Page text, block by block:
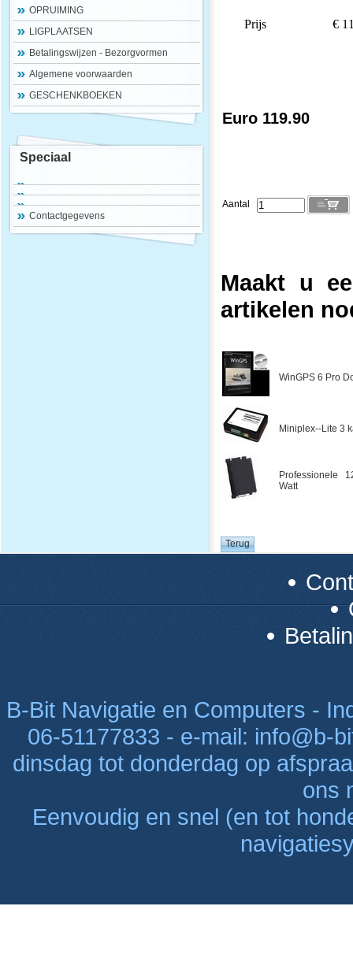
OPRUIMING
LIGPLAATSEN
Betalingswijzen - Bezorgvormen
Algemene voorwaarden
GESCHENKBOEKEN
Speciaal
Contactgegevens
Prijs €
Euro 119.90
Aantal
Maakt u
artikelen
WinGPS 6 Pro
Miniplex--Lite 3
Professionele
Watt
B-Bit Navigatie en Computers -
06-51177833 - e-mail: info@b-
dinsdag tot donderdag op
ons
Eenvoudig en snel (en tot